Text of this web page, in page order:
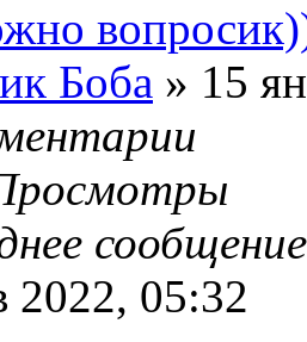
Боба » 15
2022, 05:32